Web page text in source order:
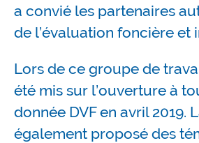
a convié les partenaires
de l’évaluation foncière et
Lors de ce groupe de
été mis sur l’ouverture à
donnée DVF en avril 2019.
également proposé des